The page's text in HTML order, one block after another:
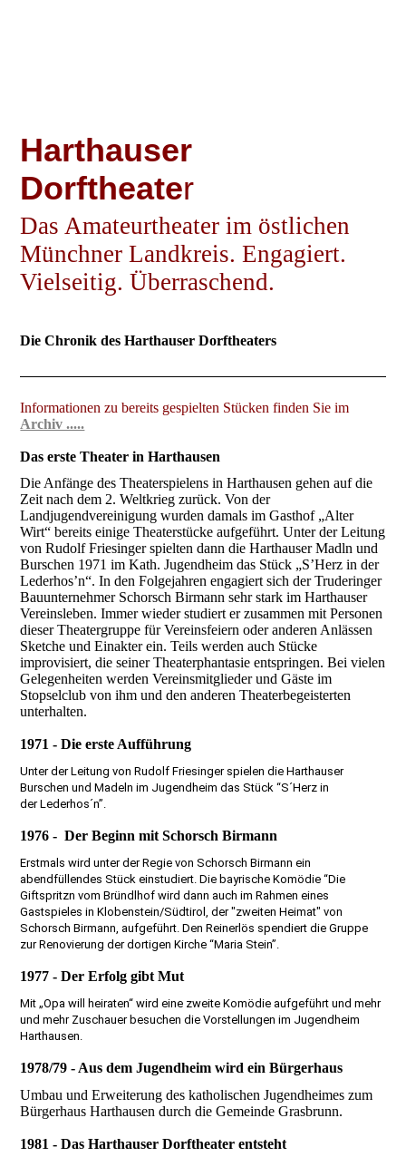
Harthauser
Dorftheater
Das Amateurtheater im östlichen
Münchner Landkreis. Engagiert.
Vielseitig. Überraschend.
Die Chronik des Harthauser Dorftheaters
Informationen zu bereits gespielten Stücken finden Sie im
Archiv .....
Das erste Theater in Harthausen
Die Anfänge des Theaterspielens in Harthausen gehen auf die
Zeit nach dem 2. Weltkrieg zurück. Von der
Landjugendvereinigung wurden damals im Gasthof „Alter
Wirt“ bereits einige Theaterstücke aufgeführt. Unter der Leitung
von Rudolf Friesinger spielten dann die Harthauser Madln und
Burschen 1971 im Kath. Jugendheim das Stück „S’Herz in der
Lederhos’n“. In den Folgejahren engagiert sich der Truderinger
Bauunternehmer Schorsch Birmann sehr stark im Harthauser
Vereinsleben. Immer wieder studiert er zusammen mit Personen
dieser Theatergruppe für Vereinsfeiern oder anderen Anlässen
Sketche und Einakter ein. Teils werden auch Stücke
improvisiert, die seiner Theaterphantasie entspringen. Bei vielen
Gelegenheiten werden Vereinsmitglieder und Gäste im
Stopselclub von ihm und den anderen Theaterbegeisterten
unterhalten.
1971 - Die erste Aufführung
Unter der Leitung von Rudolf Friesinger spielen die Harthauser
Burschen und Madeln im Jugendheim das Stück “S´Herz in
derLederhos´n”.
1976 - Der Beginn mit Schorsch Birmann
Erstmals wird unter der Regie von Schorsch Birmann ein
abendfüllendes Stück einstudiert. Die bayrische Komödie “Die
Giftspritzn vom Bründlhof wird dann auch im Rahmen eines
Gastspieles in Klobenstein/Südtirol, der "zweiten Heimat" von
Schorsch Birmann, aufgeführt. Den Reinerlös spendiert die Gruppe
zur Renovierung der dortigen Kirche “Maria Stein”.
1977 - Der Erfolg gibt Mut
Mit „Opa will heiraten“ wird eine zweite Komödie aufgeführt und mehr
und mehr Zuschauer besuchen die Vorstellungen im Jugendheim
Harthausen.
1978/79 - Aus dem Jugendheim wird ein Bürgerhaus
Umbau und Erweiterung des katholischen Jugendheimes zum
Bürgerhaus Harthausen durch die Gemeinde Grasbrunn.
1981 - Das Harthauser Dorftheater entsteht